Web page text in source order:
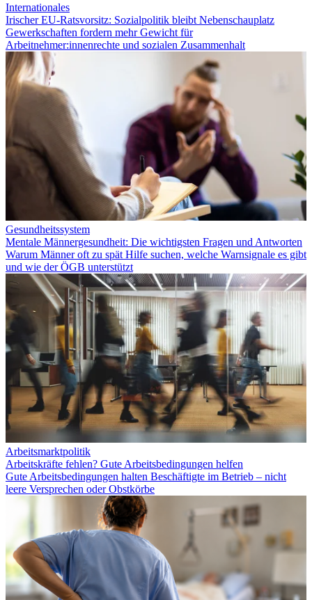
Internationales
Irischer EU-Ratsvorsitz: Sozialpolitik bleibt Nebenschauplatz
Gewerkschaften fordern mehr Gewicht für
Arbeitnehmer:innenrechte und sozialen Zusammenhalt
Gesundheitssystem
Mentale Männergesundheit: Die wichtigsten Fragen und Antworten
Warum Männer oft zu spät Hilfe suchen, welche Warnsignale es gibt
und wie der ÖGB unterstützt
Arbeitsmarktpolitik
Arbeitskräfte fehlen? Gute Arbeitsbedingungen helfen
Gute Arbeitsbedingungen halten Beschäftigte im Betrieb – nicht
leere Versprechen oder Obstkörbe